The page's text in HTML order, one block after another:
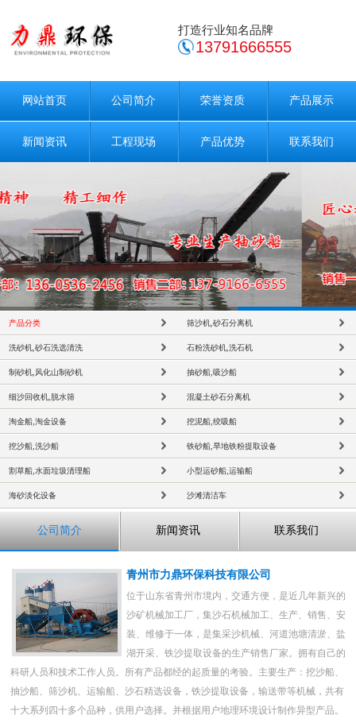
打造行业知名品牌
13791666555
网站首页 公司简介 荣誉资质 产品展示
新闻资讯 工程现场 产品优势 联系我们
产品分类 筛沙机,砂石分离机
洗砂机,砂石洗选清洗 石粉洗砂机,洗石机
制砂机,风化山制砂机 抽砂船,吸沙船
细沙回收机,脱水筛 混凝土砂石分离机
淘金船,淘金设备 挖泥船,绞吸船
挖沙船,洗沙船 铁砂船,旱地铁粉提取设备
割草船,水面垃圾清理船 小型运砂船,运输船
海砂淡化设备 沙滩清洁车
公司简介 新闻资讯 联系我们
青州市力鼎环保科技有限公司
位于山东省青州市境内，交通方便，是近几年新兴的
沙矿机械加工厂，集沙石机械加工、生产、销售、安
装、维修于一体，是集采沙机械、河道池塘清淤、盐
湖开采、铁沙提取设备的生产销售厂家。拥有自己的
科研人员和技术工作人员。所有产品都经的起质量的考验。主要生产：挖沙船、
抽沙船、筛沙机、运输船、沙石精选设备，铁沙提取设备，输送带等机械，共有
十大系列四十多个品种，供用户选择。并根据用户地理环境设计制作异型产品。